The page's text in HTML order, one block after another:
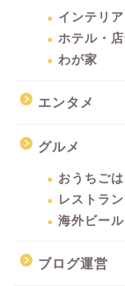
インテリ
ホテル・
わが家
エンタメ
グルメ
おうちご
レストラ
海外ビール
ブログ運営